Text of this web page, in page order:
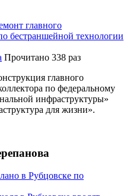
Прочитано 338 раз
главного
по федеральному
инфраструктуры»
для жизни».
в Рубцовске по